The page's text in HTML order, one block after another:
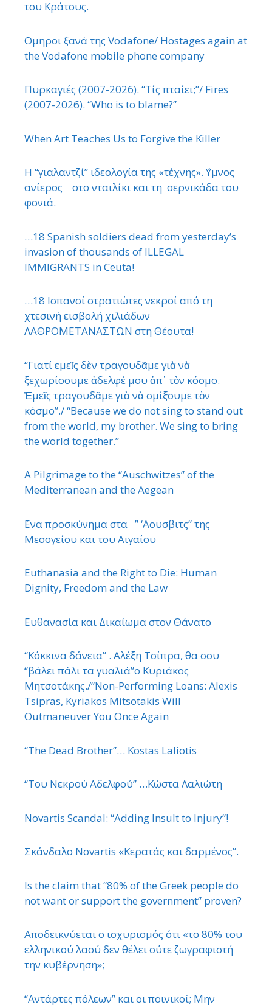
του Κράτους.
΄Ομηροι ξανά της Vodafone/ Hostages again at
the Vodafone mobile phone company
Πυρκαγιές (2007-2026). “Τίς πταίει;”/ Fires
(2007-2026). “Who is to blame?”
When Art Teaches Us to Forgive the Killer
Η “γιαλαντζί” ιδεολογία της «τέχνης». ΄Υμνος
ανίερος στο νταϊλίκι και τη σερνικάδα του
φονιά.
…18 Spanish soldiers dead from yesterday’s
invasion of thousands of ILLEGAL
IMMIGRANTS in Ceuta!
…18 Ισπανοί στρατιώτες νεκροί από τη
χτεσινή εισβολή χιλιάδων
ΛΑΘΡΟΜΕΤΑΝΑΣΤΩΝ στη Θέουτα!
“Γιατί εμεῖς δὲν τραγουδᾶμε γιὰ νὰ
ξεχωρίσουμε ἀδελφέ μου ἀπ᾿ τὸν κόσμο.
Ἐμεῖς τραγουδᾶμε γιὰ νὰ σμίξουμε τὸν
κόσμο”./ “Because we do not sing to stand out
from the world, my brother. We sing to bring
the world together.”
A Pilgrimage to the “Auschwitzes” of the
Mediterranean and the Aegean
΄Ενα προσκύνημα στα ” ‘Αουσβιτς” της
Μεσογείου και του Αιγαίου
Euthanasia and the Right to Die: Human
Dignity, Freedom and the Law
Ευθανασία και Δικαίωμα στον Θάνατο
“Κόκκινα δάνεια” . Αλέξη Τσίπρα, θα σου
“βάλει πάλι τα γυαλιά”ο Κυριάκος
Μητσοτάκης./”Non-Performing Loans: Alexis
Tsipras, Kyriakos Mitsotakis Will
Outmaneuver You Once Again
“The Dead Brother”… Kostas Laliotis
“Του Νεκρού Αδελφού” …Κώστα Λαλιώτη
Novartis Scandal: “Adding Insult to Injury”!
Σκάνδαλο Novartis «Κερατάς και δαρμένος”.
Is the claim that “80% of the Greek people do
not want or support the government” proven?
Αποδεικνύεται ο ισχυρισμός ότι «το 80% του
ελληνικού λαού δεν θέλει ούτε ζωγραφιστή
την κυβέρνηση»;
“Αντάρτες πόλεων” και οι ποινικοί; Μην